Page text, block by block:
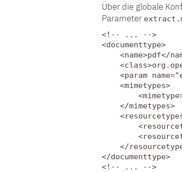
Über die globale
Parameter
<!-- ... -->
<documenttype>
<name>pdf</
<param
    <mimetypes>
    </mimetypes>
</
</documenttype>
<!-- ... -->